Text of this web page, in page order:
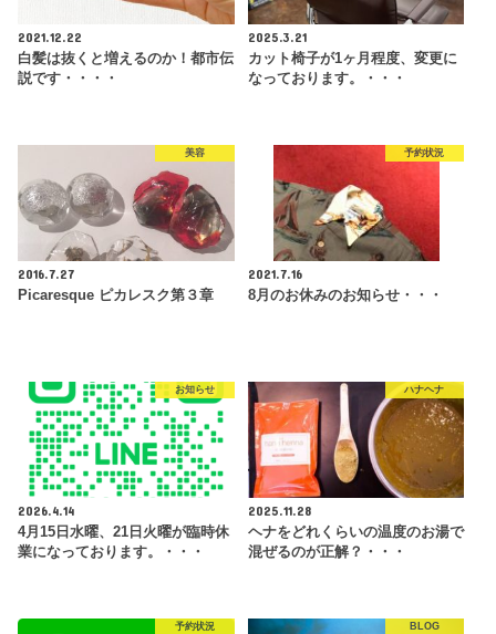
2021.12.22
白髪は抜くと増えるのか！都市伝
説です・・・・
2025.3.21
カット椅子が1ヶ月程度、変更に
なっております。・・・
美容
2016.7.27
Picaresque ピカレスク第３章
予約状況
2021.7.16
8月のお休みのお知らせ・・・
お知らせ
2026.4.14
4月15日水曜、21日火曜が臨時休
業になっております。・・・
ハナヘナ
2025.11.28
ヘナをどれくらいの温度のお湯で
混ぜるのが正解？・・・
予約状況 BLOG